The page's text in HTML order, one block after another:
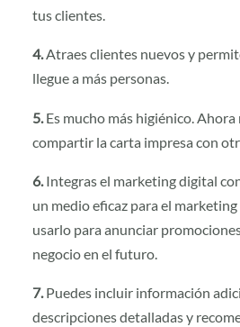
tus clientes.
4.Atraes clientes nuevos y
llegue a más personas.
5. Es mucho más higiénico.
compartir la carta impresa con
6.Integras el marketing digital
un medio eficaz para el
usarlo para anunciar
negocio en el futuro.
7.Puedes incluir información
descripciones detalladas y